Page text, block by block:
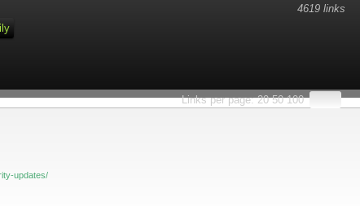
4619 links
Links per page:20 50 100
updates/